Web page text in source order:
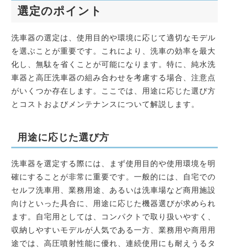
選定のポイント
洗車器の選定は、使用目的や環境に応じて適切なモデル
を選ぶことが重要です。これにより、洗車の効率を最大
化し、無駄を省くことが可能になります。特に、純水洗
車器と高圧洗車器の組み合わせを考慮する場合、注意点
がいくつか存在します。ここでは、用途に応じた選び方
とコストおよびメンテナンスについて解説します。
用途に応じた選び方
洗車器を選定する際には、まず使用目的や使用環境を明
確にすることが非常に重要です。一般的には、自宅での
セルフ洗車用、業務用途、あるいは洗車場など商用施設
向けといった具合に、用途に応じた機器選びが求められ
ます。自宅用としては、コンパクトで取り扱いやすく、
収納しやすいモデルが人気である一方、業務用や商用用
途では、高圧噴射性能に優れ、連続使用にも耐えうるタ